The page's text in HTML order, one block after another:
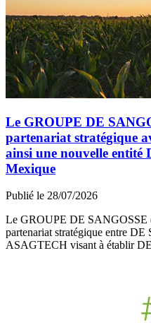
Le GROUPE DE
partenariat stratégique
ainsi une nouvelle entité
Mexique
Publié le 28/07/2026
Le GROUPE DE SANGOSSE
partenariat stratégique entre
ASAGTECH visant à établir